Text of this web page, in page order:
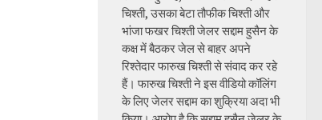
चिश्ती, उसका बेटा तौफीक चिश्ती और
भांजा फखर चिश्ती जेलर सद्दाम हुसैन के
कक्ष में बैठकर जेल से बाहर अपने
रिश्तेदार फारुख चिश्ती से संवाद कर रहे
हैं। फारुख चिश्ती ने इस वीडियो कॉलिंग
के लिए जेलर सद्दाम का शुक्रिया अदा भी